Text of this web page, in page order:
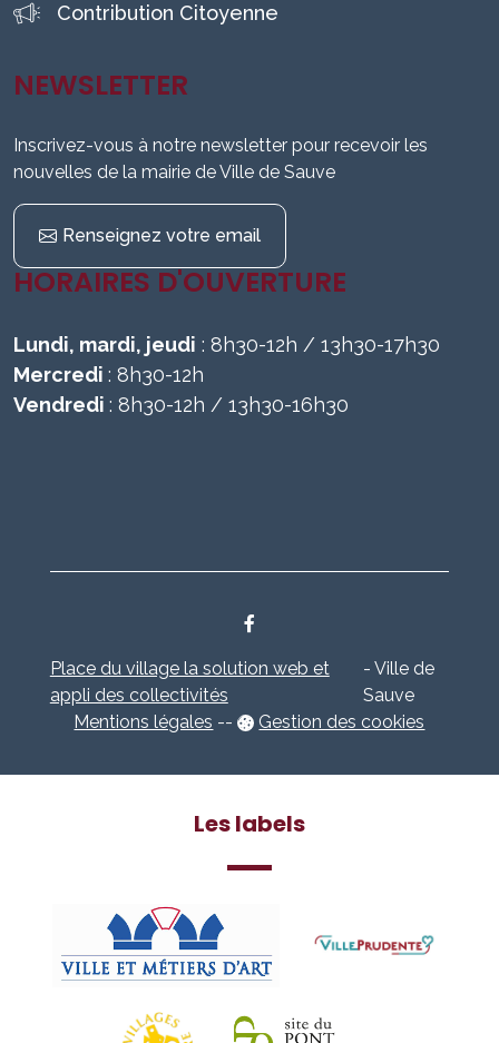
Contribution Citoyenne
NEWSLETTER
Inscrivez-vous à notre newsletter pour recevoir les
nouvelles de la mairie de Ville de Sauve
Renseignez votre email
HORAIRES D'OUVERTURE
Lundi, mardi, jeudi : 8h30-12h / 13h30-17h30
Mercredi : 8h30-12h
Vendredi : 8h30-12h / 13h30-16h30
Place du village la solution web et
appli des collectivités
- Ville de
Sauve
Mentions légales -- Gestion des cookies
Les labels